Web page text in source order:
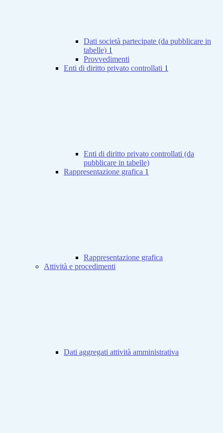
Dati società partecipate (da pubblicare in
tabelle) 1
Provvedimenti
Enti di diritto privato controllati 1
Enti di diritto privato controllati (da
pubblicare in tabelle)
Rappresentazione grafica 1
Rappresentazione grafica
Attività e procedimenti
Dati aggregati attività amministrativa